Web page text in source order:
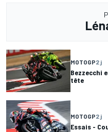
MOTOGP2 j
Bezzecchi
tête
MOTOGP2 j
Essais -